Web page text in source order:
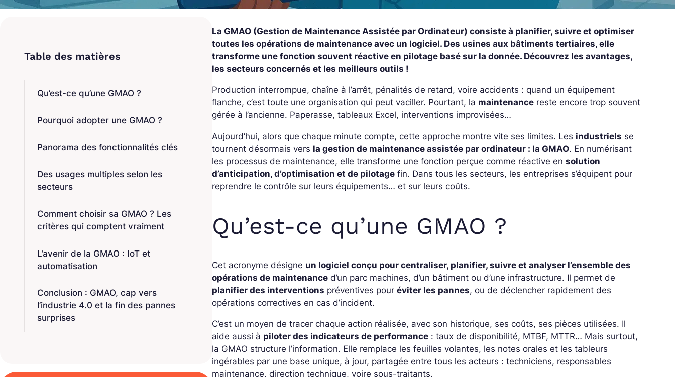
Qu’est-ce qu’une GMAO ?
Pourquoi adopter une GMAO ?
Panorama des fonctionnalités clés
Des usages multiples selon les
secteurs
Comment choisir sa GMAO ? Les
critères qui comptent vraiment
L’avenir de la GMAO : IoT et
automatisation
Conclusion : GMAO, cap vers
l’industrie 4.0 et la fin des pannes
surprises
La GMAO (Gestion de Maintenance Assistée par Ordinateur) consiste à planifier, suivre et optimiser
toutes les opérations de maintenance avec un logiciel. Des usines aux bâtiments tertiaires, elle
transforme une fonction souvent réactive en pilotage basé sur la donnée. Découvrez les avantages,
les secteurs concernés et les meilleurs outils !
Production interrompue, chaîne à l’arrêt, pénalités de retard, voire accidents : quand un équipement
flanche, c’est toute une organisation qui peut vaciller. Pourtant, la maintenance reste encore trop souvent
gérée à l’ancienne. Paperasse, tableaux Excel, interventions improvisées…
Aujourd’hui, alors que chaque minute compte, cette approche montre vite ses limites. Les industriels se
tournent désormais vers la gestion de maintenance assistée par ordinateur : la GMAO. En numérisant
les processus de maintenance, elle transforme une fonction perçue comme réactive ensolution
d’anticipation, d’optimisation et de pilotage fin. Dans tous les secteurs, les entreprises s’équipent pour
reprendre le contrôle sur leurs équipements… et sur leurs coûts.
Qu’est-ce qu’une GMAO ?
Cet acronyme désigne un logiciel conçu pour centraliser, planifier, suivre et analyser l’ensemble des
opérations de maintenance d’un parc machines, d’un bâtiment ou d’une infrastructure. Il permet de
planifier des interventions préventives pouréviter les pannes, ou de déclencher rapidement des
opérations correctives en cas d’incident.
C’est un moyen de tracer chaque action réalisée, avec son historique, ses coûts, ses pièces utilisées. Il
aide aussi à piloter des indicateurs de performance : taux de disponibilité, MTBF, MTTR… Mais surtout,
la GMAO structure l’information. Elle remplace les feuilles volantes, les notes orales et les tableurs
ingérables par une base unique, à jour, partagée entre tous les acteurs : techniciens, responsables
maintenance, direction technique, voire sous-traitants.